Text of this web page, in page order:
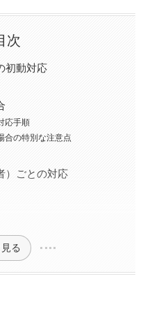
次
初動対応
応手順
合の特別な注意点
）ごとの対応
る